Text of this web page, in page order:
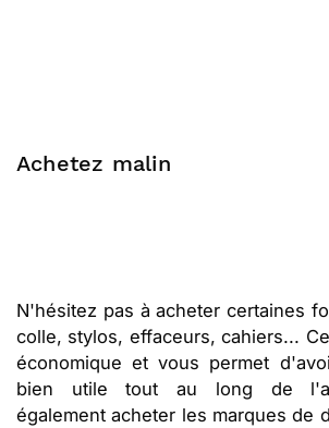
Achetez malin
N'hésitez pas à acheter certaines
colle, stylos, effaceurs, cahiers...
économique et vous permet
bien utile tout au long de
également acheter les marques de